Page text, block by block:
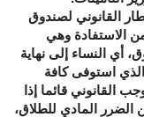
القانوني لصندوق
الاستفادة وهي
أي النساء إلى نهاية
استوفى كافة
القانوني قائما إذا
المادي للطلاق،